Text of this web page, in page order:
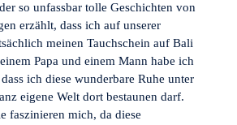
so unfassbar tolle Geschichten von
erzählt, dass ich auf unserer
meinen Tauchschein auf Bali
Papa und einem Mann habe ich
ich diese wunderbare Ruhe unter
eigene Welt dort bestaunen darf.
faszinieren mich, da diese